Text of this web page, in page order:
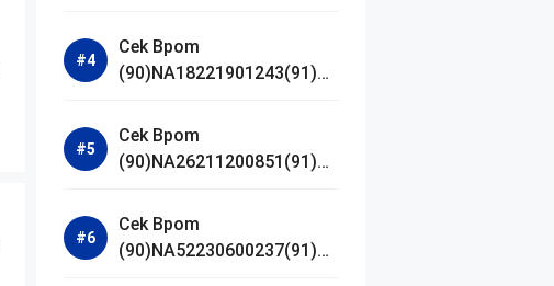
Cek Bpom
(90)NA18221901243(91)25
Serum
Cek Bpom
(90)NA26211200851(91)24
Madagascar Centella
Ampoule Foam
Cek Bpom
(90)NA52230600237(91)09